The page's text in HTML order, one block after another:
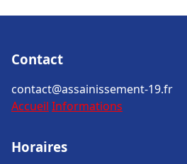
Contact
contact@assainissement-19.fr
Accueil Informations
Horaires